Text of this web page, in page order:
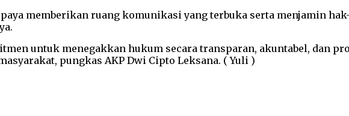
memberikan ruang komunikasi yang terbuka serta menjamin
untuk menegakkan hukum secara transparan, akuntabel, dan
pungkas AKP Dwi Cipto Leksana. ( Yuli )